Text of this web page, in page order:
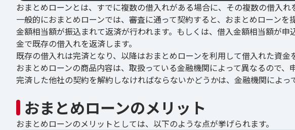
おまとめローンとは、すでに複数の借入れがある場合に、その複数の借入れ
一般的におまとめローンでは、審査に通って契約すると、おまとめローン
金額相当額が振込まれて返済が行われます。もしくは、借入金額相当額が
金で既存の借入れを返済します。
既存の借入れは完済となり、以降はおまとめローンを利用して借入れた資金
おまとめローンの商品内容は、取扱っている金融機関によって異なるので、
完済した他社の契約を解約しなければならないかどうかは、金融機関によっ
おまとめローンのメリット
おまとめローンのメリットとしては、以下のような点が挙げられます。